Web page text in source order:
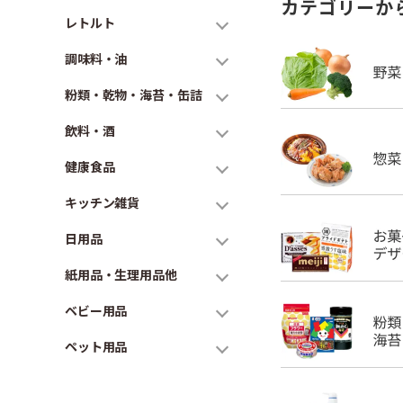
レトルト
調味料・油
粉類・乾物・海苔・缶詰
飲料・酒
健康食品
キッチン雑貨
日用品
紙用品・生理用品他
ベビー用品
ペット用品
カテゴリーか